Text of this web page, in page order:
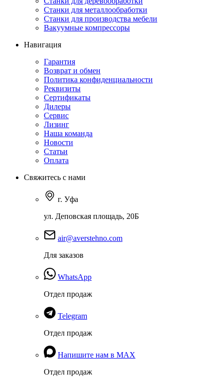
Станки для металлообработки
Станки для производства мебели
Вакуумные компрессоры
Навигация
Гарантия
Возврат и обмен
Политика конфиденциальности
Реквизиты
Сертификаты
Дилеры
Сервис
Лизинг
Наша команда
Новости
Статьи
Оплата
Свяжитесь с нами
г. Уфа
ул. Деповская площадь, 20Б
air@averstehno.com
Для заказов
WhatsApp
Отдел продаж
Telegram
Отдел продаж
Напишите нам в MAX
Отдел продаж